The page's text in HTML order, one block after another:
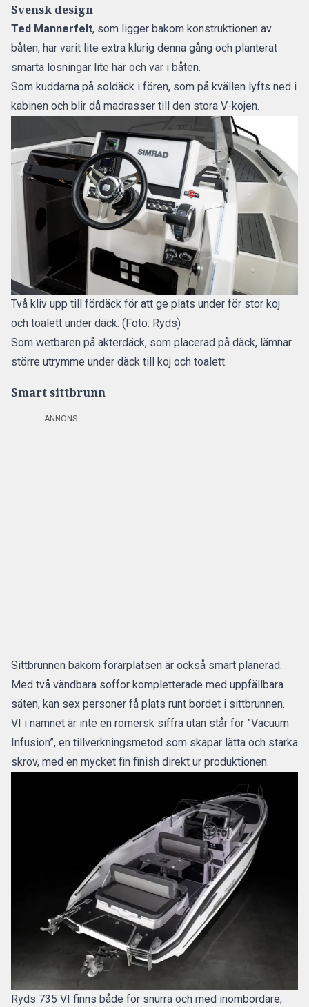
Svensk design
Ted Mannerfelt, som ligger bakom konstruktionen av
båten, har varit lite extra klurig denna gång och planterat
smarta lösningar lite här och var i båten.
Som kuddarna på soldäck i fören, som på kvällen lyfts ned i
kabinen och blir då madrasser till den stora V-kojen.
Två kliv upp till fördäck för att ge plats under för stor koj
och toalett under däck. (Foto: Ryds)
Som wetbaren på akterdäck, som placerad på däck, lämnar
större utrymme under däck till koj och toalett.
Smart sittbrunn
ANNONS
Sittbrunnen bakom förarplatsen är också smart planerad.
Med två vändbara soffor kompletterade med uppfällbara
säten, kan sex personer få plats runt bordet i sittbrunnen.
VI i namnet är inte en romersk siffra utan står för ”Vacuum
Infusion”, en tillverkningsmetod som skapar lätta och starka
skrov, med en mycket fin finish direkt ur produktionen.
Ryds 735 VI finns både för snurra och med inombordare,